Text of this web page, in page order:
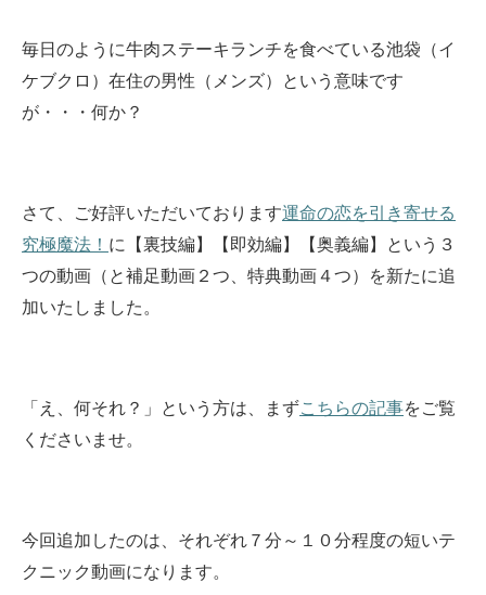
毎日のように牛肉ステーキランチを食べている池袋（イ
ケブクロ）在住の男性（メンズ）という意味です
が・・・何か？
さて、ご好評いただいております運命の恋を引き寄せる
究極魔法！ に【裏技編】【即効編】【奥義編】という３
つの動画（と補足動画２つ、特典動画４つ）を新たに追
加いたしました。
「え、何それ？」という方は、まずこちらの記事をご覧
くださいませ。
今回追加したのは、それぞれ７分～１０分程度の短いテ
クニック動画になります。